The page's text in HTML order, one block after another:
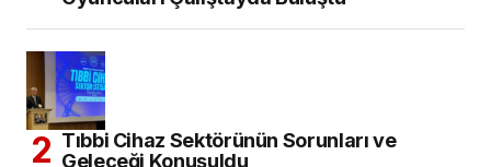
Tıbbi Cihaz Sektörünün Sorunları ve
Geleceği Konuşuldu